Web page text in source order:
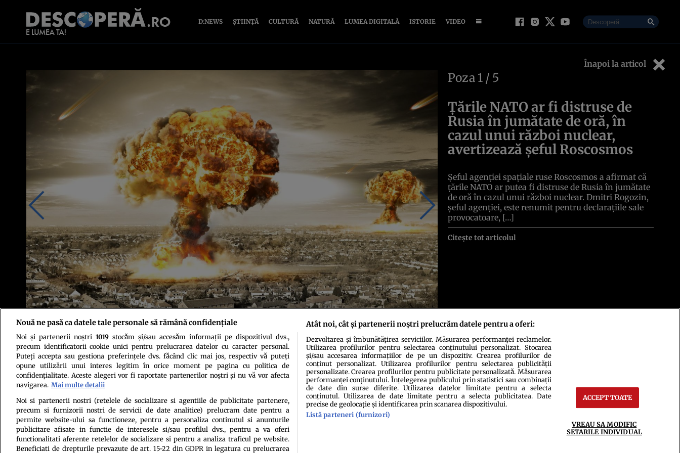
D:NEWS ȘTIINȚĂ CULTURĂ NATURĂ LUMEA DIGITALĂ ISTORIE VIDEO
Înapoi la articol
Credit: Shutterstock
Poza 1 / 5
Țările NATO ar fi distruse de
Rusia în jumătate de oră, în
cazul unui război nuclear,
avertizează șeful Roscosmos
Șeful agenției spațiale ruse Roscosmos a afirmat că
țările NATO ar putea fi distruse de Rusia în jumătate
de oră în cazul unui război nuclear. Dmitri Rogozin,
șeful agenției, este renumit pentru declarațiile sale
provocatoare, […]
Citește tot articolul
Politica de confidenţialitatePolitica de cookiesTermeni şi condiţii Echipa redacțională ContactSetări Cookies
Nouă ne pasă ca datele tale personale să rămână confidențiale
Noi și partenerii noștri 1019stocăm și/sau accesăm informații pe dispozitivul dvs.,
precum identificatorii cookie unici pentru prelucrarea datelor cu caracter personal.
Puteți accepta sau gestiona preferințele dvs. făcând clic mai jos, respectiv vă puteți
opune utilizării unui interes legitim în orice moment pe pagina cu politica de
confidențialitate. Aceste alegeri vor fi raportate partenerilor noștri și nu vă vor afecta
navigarea. Mai multe detalii
Noi si partenerii nostri (retelele de socializare si agentiile de publicitate partenere,
precum si furnizorii nostri de servicii de date analitice) prelucram date pentru a
permite website-ului sa functioneze, pentru a personaliza continutul si anunturile
publicitare afisate in functie de interesele si/sau profilul dvs., pentru a va oferi
functionalitati aferente retelelor de socializare si pentru a analiza traficul pe website.
Beneficiati de drepturile prevazute de art. 15-22 din GDPR in legatura cu prelucrarea
Atât noi, cât și partenerii noștri prelucrăm datele pentru a oferi:
Dezvoltarea și îmbunătățirea serviciilor. Măsurarea performanței reclamelor.
Utilizarea profilurilor pentru selectarea conținutului personalizat. Stocarea
și/sau accesarea informațiilor de pe un dispozitiv. Crearea profilurilor de
conținut personalizat. Utilizarea profilurilor pentru selectarea publicității
personalizate. Crearea profilurilor pentru publicitate personalizată. Măsurarea
performanței conținutului. Înțelegerea publicului prin statistici sau combinații
de date din surse diferite. Utilizarea datelor limitate pentru a selecta
conținutul. Utilizarea de date limitate pentru a selecta publicitatea. Date
precise de geolocație și identificarea prin scanarea dispozitivului.
Listă parteneri (furnizori)
ACCEPT TOATE
VREAU SA MODIFIC
SETARILE INDIVIDUAL